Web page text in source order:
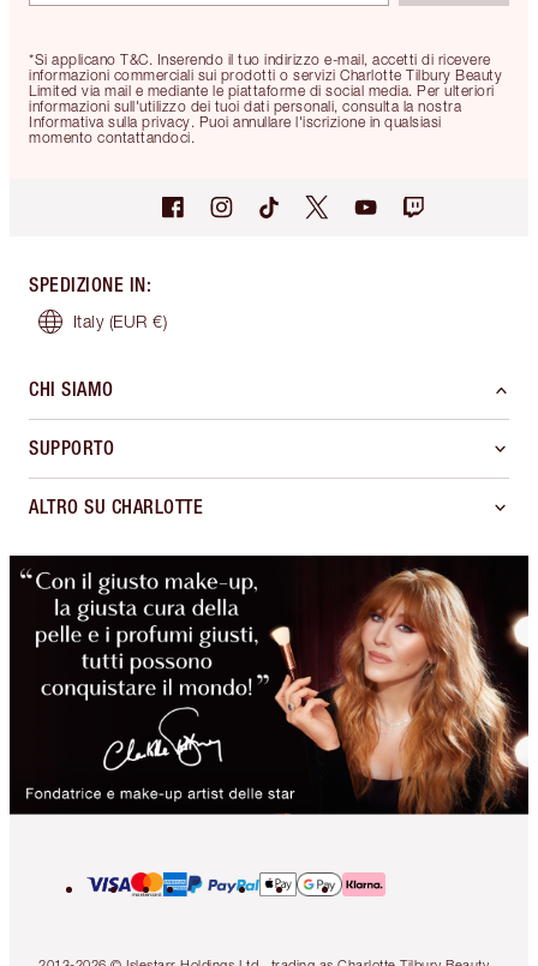
*Si applicano T&C. Inserendo il tuo indirizzo e-mail, accetti di ricevere
informazioni commerciali sui prodotti o servizi Charlotte Tilbury Beauty
Limited via mail e mediante le piattaforme di social media. Per ulteriori
informazioni sull'utilizzo dei tuoi dati personali, consulta la nostra
Informativa sulla privacy. Puoi annullare l'iscrizione in qualsiasi
momento contattandoci.
SPEDIZIONE IN:
Italy (EUR €)
CHI SIAMO
SUPPORTO
ALTRO SU CHARLOTTE